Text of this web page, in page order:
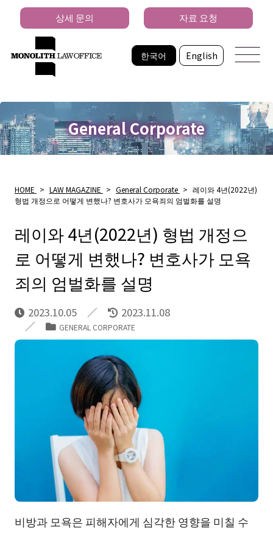
한국어 English
상세 문의 자료 요청
General Corporate
HOME > LAW MAGAZINE > General Corporate > 레이와 4년(2022년)
형법 개정으로 어떻게 변했나? 변호사가 모욕죄의 엄벌화를 설명
레이와 4년(2022년) 형법 개정으
로 어떻게 변했나? 변호사가 모욕
죄의 엄벌화를 설명
2023.10.05 2023.11.08
GENERAL CORPORATE
비방과 모욕은 피해자에게 심각한 영향을 미칠 수